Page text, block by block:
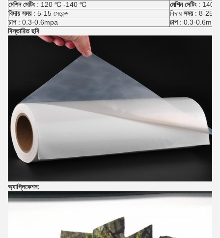
মেশিন সেটিং: 120 ℃ -140 ℃ মেশিন সেটিং: 140
বিদায় সময়: 5-15 সেকেন্ড বিদায় সময়: 8-
চাপ: 0.3-0.6mpa চাপ: 0.3-0.6mpa
বিস্তারিত ছবি
অ্যাপ্লিকেশন: